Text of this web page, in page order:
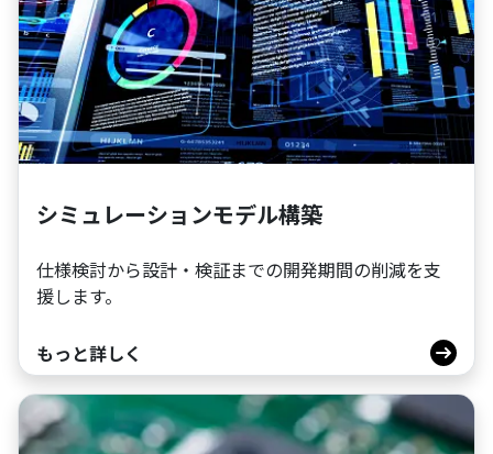
シミュレーションモデル構築
仕様検討から設計・検証までの開発期間の削減を支
援します。
もっと詳しく